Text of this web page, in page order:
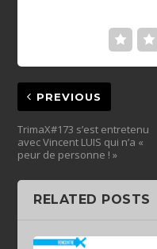
PREVIOUS
TrimaX#173 s’est entretenu
avec Vincent LUIS qui n’a «
peur de personne ! »
RELATED POSTS